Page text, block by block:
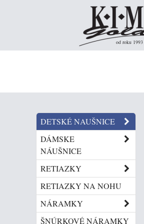
od roku 1993
DETSKÉ NAUŠNICE
DÁMSKE
NÁUŠNICE
RETIAZKY
RETIAZKY NA NOHU
NÁRAMKY
ŠNÚRKOVÉ NÁRAMKY